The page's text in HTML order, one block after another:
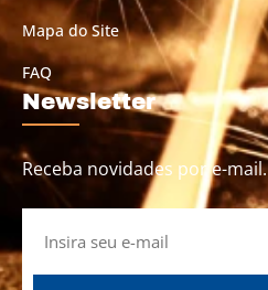
Mapa do Site
FAQ
Newsletter
Receba novidades por e-mail.